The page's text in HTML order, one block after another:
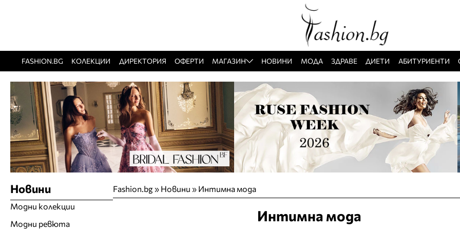
FASHION.BG КОЛЕКЦИИ ДИРЕКТОРИЯ ОФЕРТИ МАГАЗИН НОВИНИ МОДА ЗДРАВЕ ДИЕТИ АБИТУРИЕНТИ
Fashion.bg» Новини » Интимна мода
Интимна мода
Новини
Модни колекции
Модни ревюта